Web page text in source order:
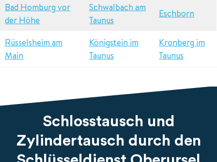
Bad Homburg vor
der Höhe
Schwalbach am
Taunus
Eschborn
Rüsselsheim am
Main
Königstein im
Taunus
Kronberg im
Taunus
Schlosstausch und
Zylindertausch durch den